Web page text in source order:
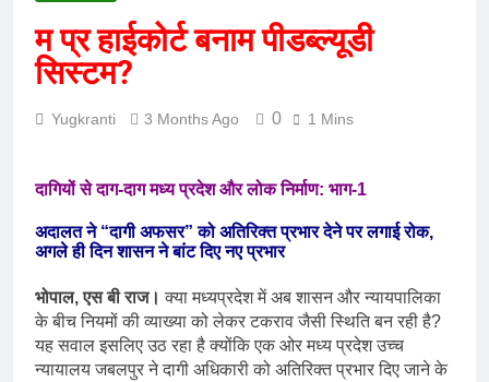
म प्र हाईकोर्ट बनाम पीडब्ल्यूडी
सिस्टम?
Yugkranti 3 Months Ago 0 1 Mins
दागियों से दाग-दाग मध्य प्रदेश और लोक निर्माण: भाग-1
अदालत ने “दागी अफसर” को अतिरिक्त प्रभार देने पर लगाई रोक,
अगले ही दिन शासन ने बांट दिए नए प्रभार
भोपाल, एस बी राज। क्या मध्यप्रदेश में अब शासन और न्यायपालिका
के बीच नियमों की व्याख्या को लेकर टकराव जैसी स्थिति बन रही है?
यह सवाल इसलिए उठ रहा है क्योंकि एक ओर मध्य प्रदेश उच्च
न्यायालय जबलपुर ने दागी अधिकारी को अतिरिक्त प्रभार दिए जाने के